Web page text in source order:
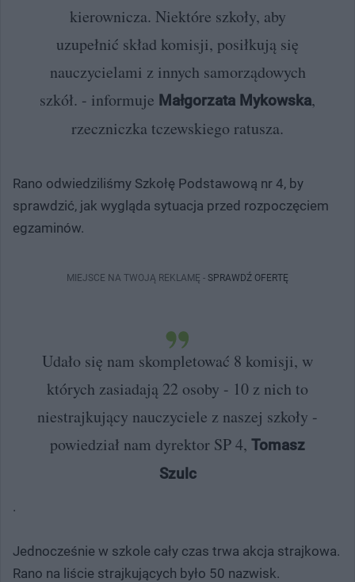
kierownicza. Niektóre szkoły, aby
uzupełnić skład komisji, posiłkują się
nauczycielami z innych samorządowych
szkół. - informuje Małgorzata Mykowska,
rzeczniczka tczewskiego ratusza.
Rano odwiedziliśmy Szkołę Podstawową nr 4, by
sprawdzić, jak wygląda sytuacja przed rozpoczęciem
egzaminów.
MIEJSCE NA TWOJĄ REKLAMĘ - SPRAWDŹ OFERTĘ
Udało się nam skompletować 8 komisji, w
których zasiadają 22 osoby - 10 z nich to
niestrajkujący nauczyciele z naszej szkoły -
powiedział nam dyrektor SP 4, Tomasz
Szulc
.
Jednocześnie w szkole cały czas trwa akcja strajkowa.
Rano na liście strajkujących było 50 nazwisk.